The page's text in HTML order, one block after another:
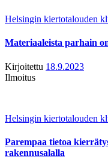
Helsingin kiertotalouden
Materiaaleista parhain
Kirjoitettu 18.9.2023
Ilmoitus
Helsingin kiertotalouden
Parempaa tietoa
rakennusalalla